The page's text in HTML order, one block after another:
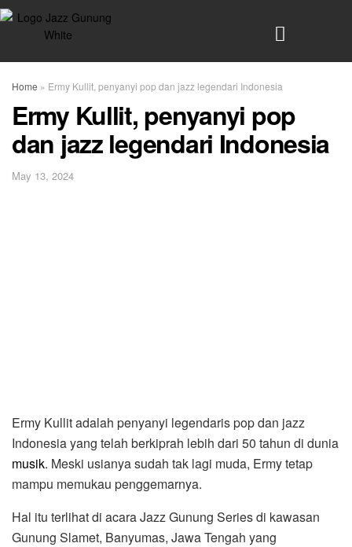
Home » Ermy Kullit, penyanyi pop dan jazz legendari Indonesia
Ermy Kullit, penyanyi pop
dan jazz legendari Indonesia
May 13, 2024
Ermy Kullit adalah penyanyi legendaris pop dan jazz
Indonesia yang telah berkiprah lebih dari 50 tahun di dunia
musik. Meski usianya sudah tak lagi muda, Ermy tetap
mampu memukau penggemarnya.
Hal itu terlihat di acara Jazz Gunung Series di kawasan
Gunung Slamet, Banyumas, Jawa Tengah yang